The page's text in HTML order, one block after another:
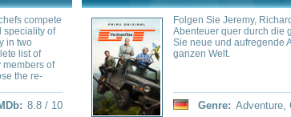
Genre: Adventure, Comedy IMDb:8.7 / 10
Queer Eye
A new Fab Five set out to Atlanta to help some of the city's
people refine their wardrobes, grooming, diet, cultural
pursuits, and home décor.